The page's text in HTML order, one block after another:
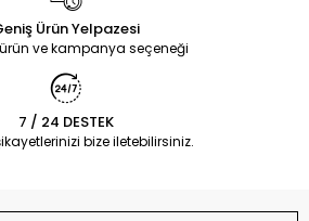
Ürün Yelpazesi
ve kampanya seçeneği
7 / 24 DESTEK
bize iletebilirsiniz.